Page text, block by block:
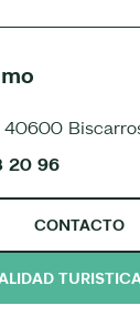
20 96
CONTACTO